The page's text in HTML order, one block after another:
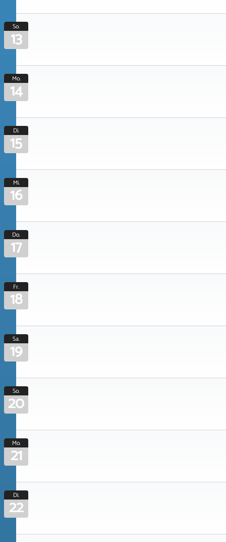
So.
13
Mo.
14
Di.
15
Mi.
16
Do.
17
Fr.
18
Sa.
19
So.
20
Mo.
21
Di.
22